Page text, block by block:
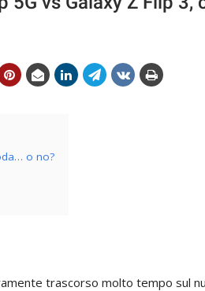
o no?
trascorso molto tempo sul